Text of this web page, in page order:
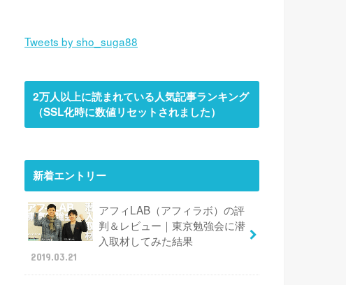
Tweets by sho_suga88
2万人以上に読まれている人気記事ランキング
（SSL化時に数値リセットされました）
新着エントリー
アフィLAB（アフィラボ）の評
判＆レビュー｜東京勉強会に潜
入取材してみた結果
2019.03.21